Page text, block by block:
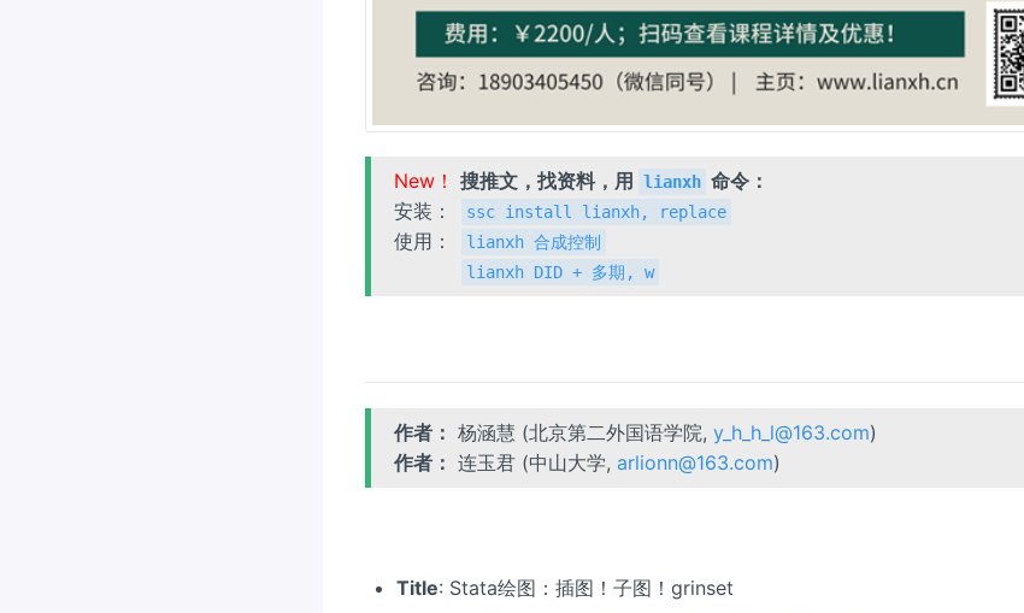
New！ 搜推文，找资料，用 lianxh 命令：
安装：
ssc install lianxh, replace
使用：
lianxh 合成控制
lianxh DID + 多期, w
作者： 杨涵慧 (北京第二外国语学院,y_h_h_l@163.com)
作者： 连玉君 (中山大学,arlionn@163.com)
Title: Stata绘图：插图！子图！grinset